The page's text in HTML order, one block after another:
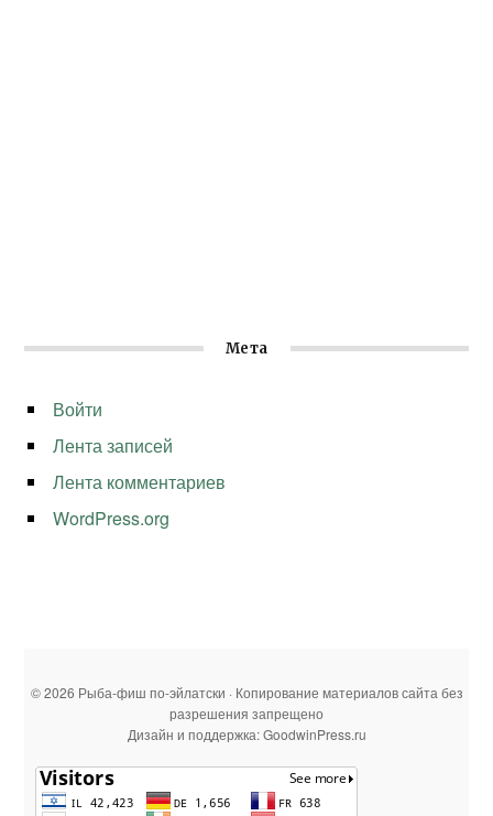
Мета
Войти
Лента записей
Лента комментариев
WordPress.org
© 2026 Рыба-фиш по-эйлатски · Копирование материалов сайта без
разрешения запрещено
Дизайн и поддержка: GoodwinPress.ru